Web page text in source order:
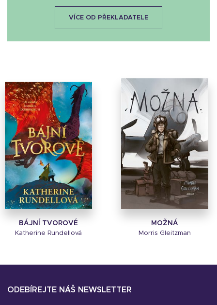
BÁJNÍ TVOROVÉ
Katherine Rundellová
MOŽNÁ
Morris Gleitzman
VÍCE OD PŘEKLADATELE
ODEBÍREJTE NÁŠ NEWSLETTER